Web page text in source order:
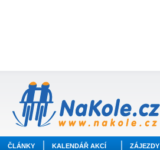
ČLÁNKY KALENDÁŘ AKCÍ ZÁJEZDY